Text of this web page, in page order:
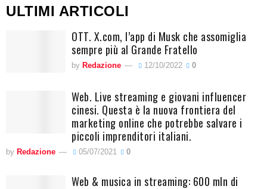
ULTIMI ARTICOLI
OTT. X.com, l’app di Musk che assomiglia
sempre più al Grande Fratello
by Redazione 12/10/2022 0
Web. Live streaming e giovani influencer
cinesi. Questa è la nuova frontiera del
marketing online che potrebbe salvare i
piccoli imprenditori italiani.
by Redazione 05/07/2021 0
Web & musica in streaming: 600 mln di